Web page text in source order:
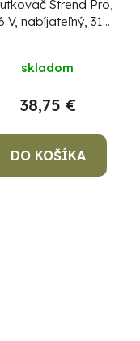
Strend Pro,
V, nabíjateľný, 31-
skladom
38,75 €
DO KOŠÍKA